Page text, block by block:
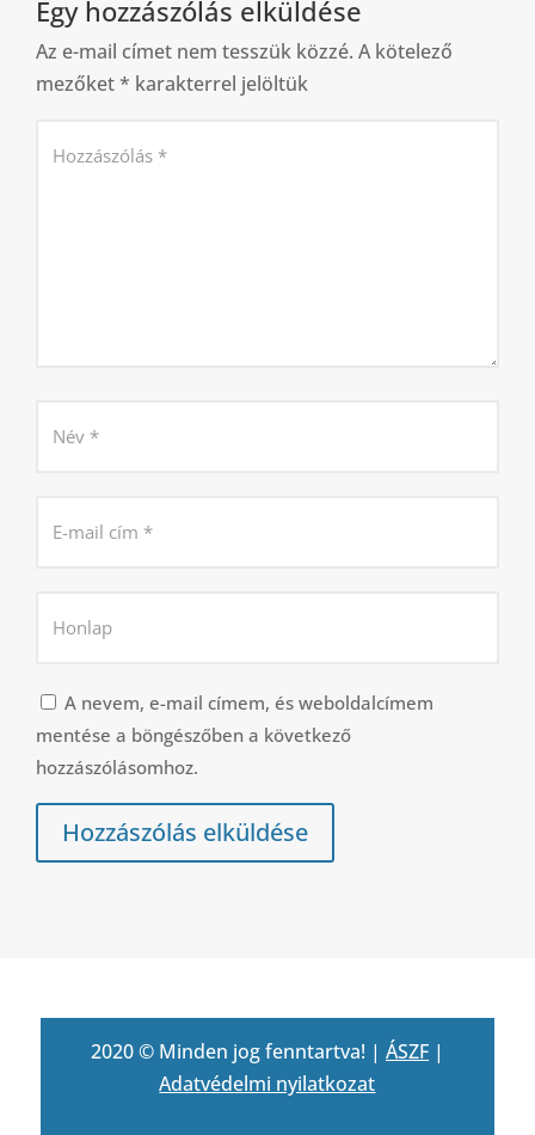
Egy hozzászólás elküldése
Az e-mail címet nem tesszük közzé. A kötelező
mezőket* karakterrel jelöltük
A nevem, e-mail címem, és weboldalcímem
mentése a böngészőben a következő
hozzászólásomhoz.
Hozzászólás elküldése
2020 © Minden jog fenntartva! | ÁSZF|
Adatvédelmi nyilatkozat